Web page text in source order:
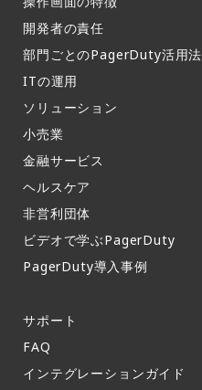
開発者の責任
部門ごとのPagerDuty活用法​
ITの運用​
ソリューション
小売業
金融サービス
ヘルスケア
非営利団体
ビデオで学ぶPagerDuty
PagerDuty導入事例​
サポート​
FAQ​
インテグレーションガイド​